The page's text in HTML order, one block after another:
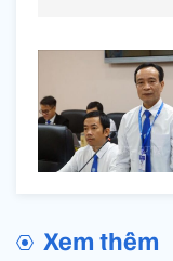
Xem thêm